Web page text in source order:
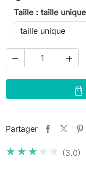
Taille : taille unique
 
Partager
★★★★★
★★★★★ (3.0)